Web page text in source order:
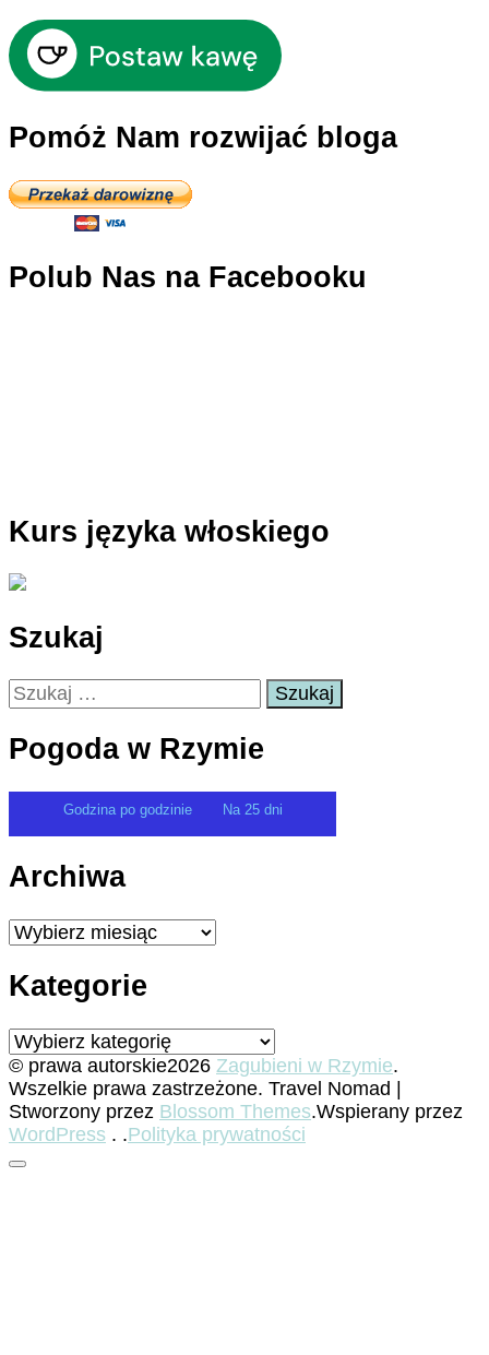
Pomóż Nam rozwijać bloga
Polub Nas na Facebooku
Kurs języka włoskiego
Szukaj
Szukaj:
Pogoda w Rzymie
Godzina po godzinie Na 25 dni
Archiwa
Archiwa
Kategorie
Kategorie
© prawa autorskie2026 Zagubieni w Rzymie.
Wszelkie prawa zastrzeżone. Travel Nomad |
Stworzony przez Blossom Themes.Wspierany przez
WordPress . .Polityka prywatności